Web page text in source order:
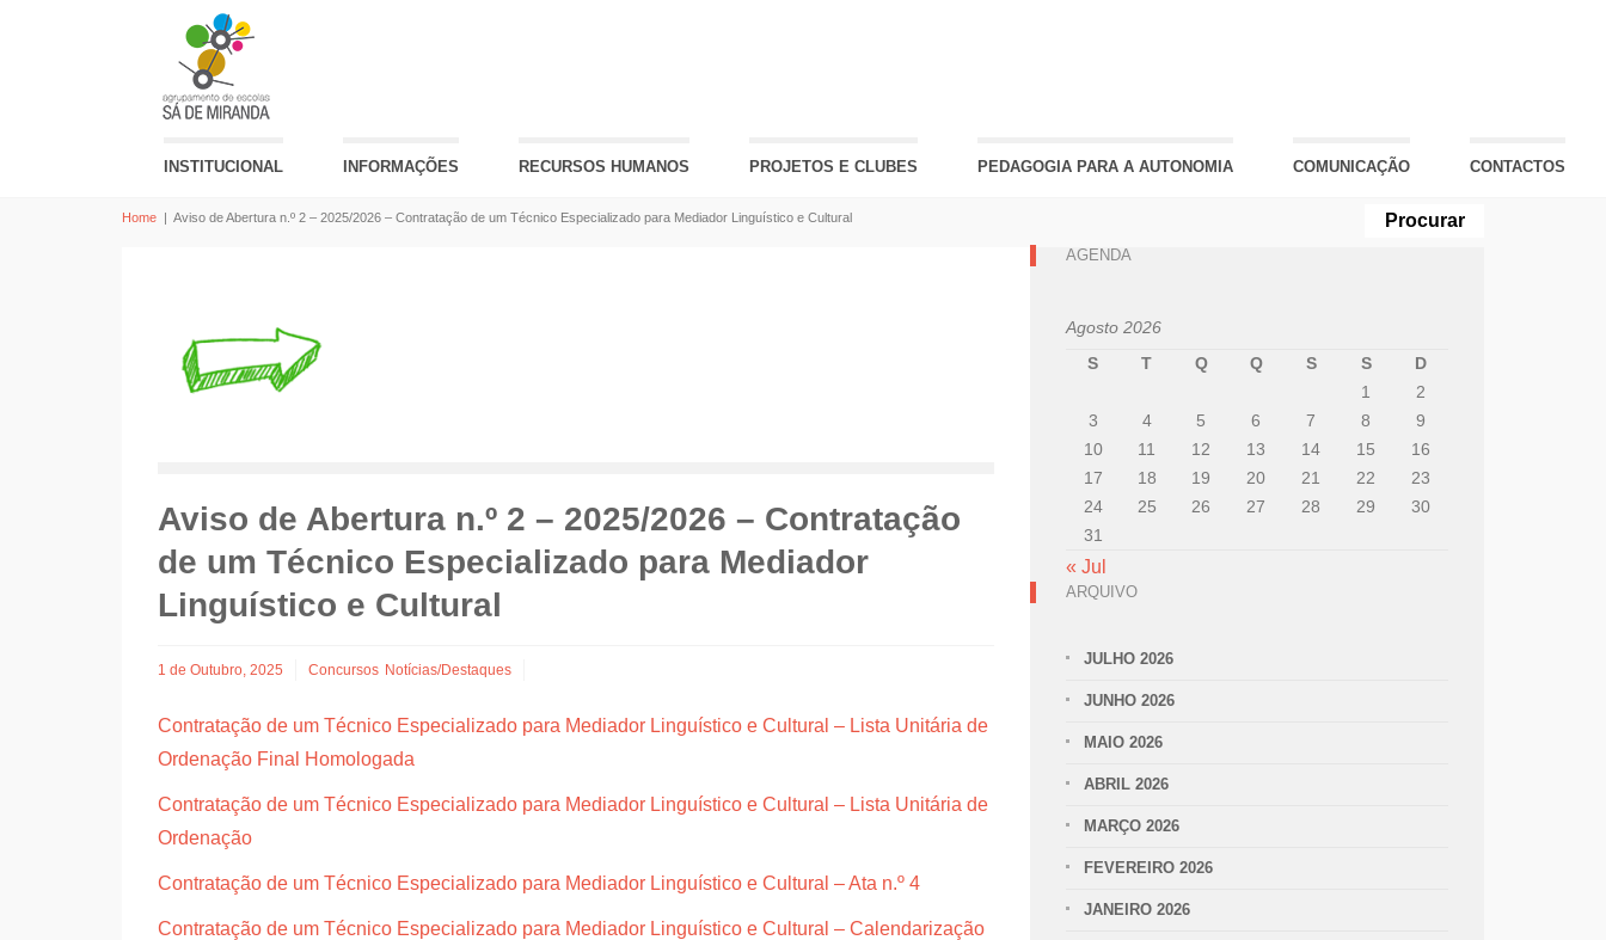
INSTITUCIONAL INFORMAÇÕES RECURSOS HUMANOS PROJETOS E CLUBES PEDAGOGIA PARA A AUTONOMIA COMUNICAÇÃO CONTACTOS
Home | Aviso de Abertura n.º 2 – 2025/2026 – Contratação de um Técnico Especializado para Mediador Linguístico e Cultural
Aviso de Abertura n.º 2 – 2025/2026 – Contratação
de um Técnico Especializado para Mediador
Linguístico e Cultural
1 de Outubro, 2025 Concursos Notícias/Destaques
Contratação de um Técnico Especializado para Mediador Linguístico e Cultural – Lista Unitária de
Ordenação Final Homologada
Contratação de um Técnico Especializado para Mediador Linguístico e Cultural – Lista Unitária de
Ordenação
Contratação de um Técnico Especializado para Mediador Linguístico e Cultural – Ata n.º 4
Contratação de um Técnico Especializado para Mediador Linguístico e Cultural – Calendarização
AGENDA
Agosto 2026
S
T Q Q S S
D
1
2
3
4 5 6 7 8
9
10
11 12 13 14 15
16
17
18 19 20 21 22
23
24
25 26 27 28 29
30
31
« Jul
ARQUIVO
JULHO 2026
JUNHO 2026
MAIO 2026
ABRIL 2026
MARÇO 2026
FEVEREIRO 2026
JANEIRO 2026